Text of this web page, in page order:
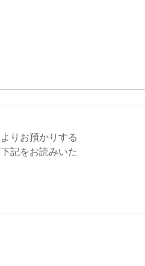
りお預かりする
記をお読みいた